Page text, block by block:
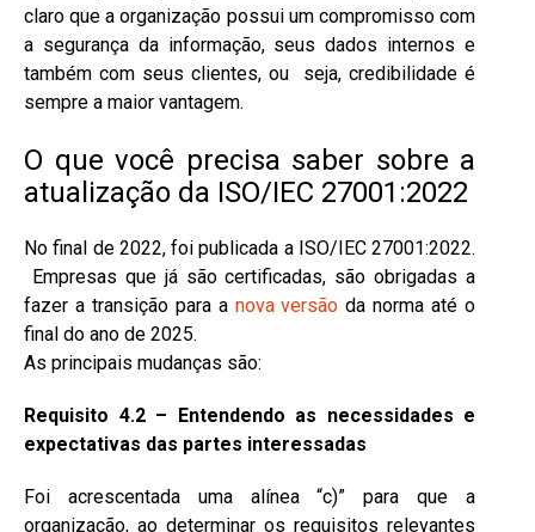
claro que a organização possui um compromisso com
a segurança da informação, seus dados internos e
também com seus clientes, ou seja, credibilidade é
sempre a maior vantagem.
O que você precisa saber sobre a
atualização da ISO/IEC 27001:2022
No final de 2022, foi publicada a ISO/IEC 27001:2022.
Empresas que já são certificadas, são obrigadas a
fazer a transição para a nova versão da norma até o
final do ano de 2025.
As principais mudanças são:
Requisito 4.2 – Entendendo as necessidades e
expectativas das partes interessadas
Foi acrescentada uma alínea “c)” para que a
organização, ao determinar os requisitos relevantes